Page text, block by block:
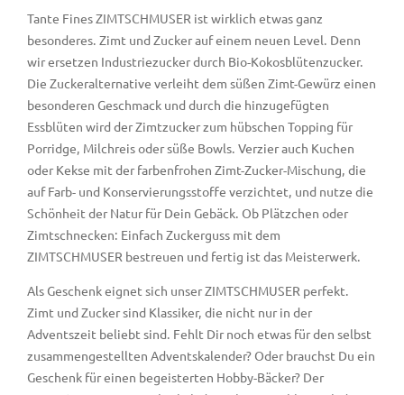
Tante Fines ZIMTSCHMUSER ist wirklich etwas ganz
besonderes. Zimt und Zucker auf einem neuen Level. Denn
wir ersetzen Industriezucker durch Bio-Kokosblütenzucker.
Die Zuckeralternative verleiht dem süßen Zimt-Gewürz einen
besonderen Geschmack und durch die hinzugefügten
Essblüten wird der Zimtzucker zum hübschen Topping für
Porridge, Milchreis oder süße Bowls. Verzier auch Kuchen
oder Kekse mit der farbenfrohen Zimt-Zucker-Mischung, die
auf Farb- und Konservierungsstoffe verzichtet, und nutze die
Schönheit der Natur für Dein Gebäck. Ob Plätzchen oder
Zimtschnecken: Einfach Zuckerguss mit dem
ZIMTSCHMUSER bestreuen und fertig ist das Meisterwerk.
Als Geschenk eignet sich unser ZIMTSCHMUSER perfekt.
Zimt und Zucker sind Klassiker, die nicht nur in der
Adventszeit beliebt sind. Fehlt Dir noch etwas für den selbst
zusammengestellten Adventskalender? Oder brauchst Du ein
Geschenk für einen begeisterten Hobby-Bäcker? Der